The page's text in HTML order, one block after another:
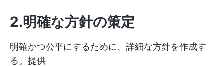
2.明確な方針の策定
明確かつ公平にするために、詳細な方針を作成す
る。提供